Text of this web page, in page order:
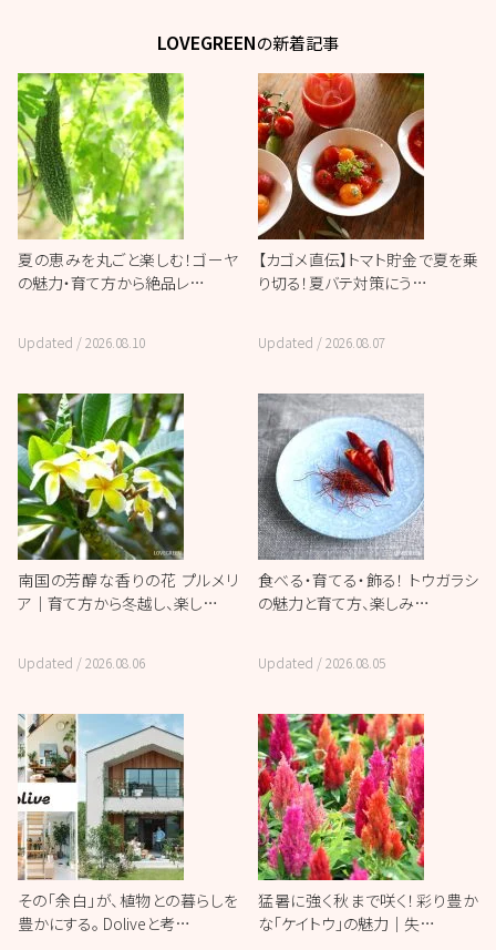
LOVEGREENの新着記事
夏の恵みを丸ごと楽しむ！ゴーヤ
の魅力・育て方から絶品レ…
Updated /2026.08.10
【カゴメ直伝】トマト貯金で夏を乗
り切る！夏バテ対策にう…
Updated /2026.08.07
南国の芳醇な香りの花 プルメリ
ア｜育て方から冬越し、楽し…
Updated /2026.08.06
食べる・育てる・飾る！ トウガラシ
の魅力と育て方、楽しみ…
Updated /2026.08.05
その「余白」が、植物との暮らしを
豊かにする。 Doliveと考…
猛暑に強く秋まで咲く！彩り豊か
な「ケイトウ」の魅力｜失…